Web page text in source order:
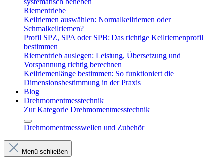
systematisch beheben
Riementriebe
Keilriemen auswählen: Normalkeilriemen oder
Schmalkeilriemen?
Profil SPZ, SPA oder SPB: Das richtige Keilriemenprofil
bestimmen
Riementrieb auslegen: Leistung, Übersetzung und
Vorspannung richtig berechnen
Keilriemenlänge bestimmen: So funktioniert die
Dimensionsbestimmung in der Praxis
Blog
Drehmomentmesstechnik
Zur Kategorie Drehmomentmesstechnik
Drehmomentmesswellen und Zubehör
Menü schließen